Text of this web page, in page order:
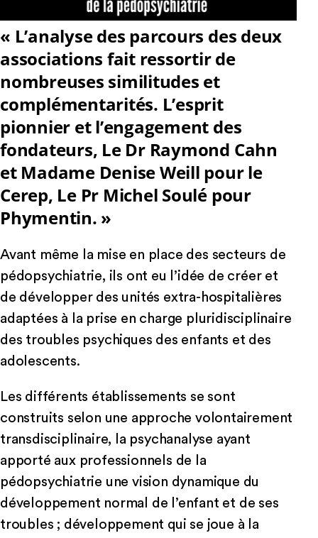
« L’analyse des parcours des deux
associations fait ressortir de
nombreuses similitudes et
complémentarités. L’esprit
pionnier et l’engagement des
fondateurs, Le Dr Raymond Cahn
et Madame Denise Weill pour le
Cerep, Le Pr Michel Soulé pour
Phymentin. »
Avant même la mise en place des secteurs de
pédopsychiatrie, ils ont eu l’idée de créer et
de développer des unités extra-hospitalières
adaptées à la prise en charge pluridisciplinaire
des troubles psychiques des enfants et des
adolescents.
Les différents établissements se sont
construits selon une approche volontairement
transdisciplinaire, la psychanalyse ayant
apporté aux professionnels de la
pédopsychiatrie une vision dynamique du
développement normal de l’enfant et de ses
troubles ; développement qui se joue à la